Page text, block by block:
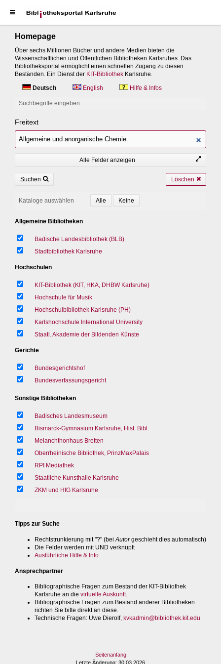
Homepage
Über sechs Millionen Bücher und andere Medien bieten die
Wissenschaftlichen und Öffentlichen Bibliotheken Karlsruhes. Das
Bibliotheksportal ermöglicht einen schnellen Zugang zu diesen
Beständen. Ein Dienst der KIT-Bibliothek Karlsruhe.
Deutsch
English Hilfe & Infos
Suchbegriffe eingeben
Freitext
Alle Felder anzeigen
Suchen Löschen
Kataloge auswählen
Allgemeine Bibliotheken
Badische Landesbibliothek (BLB)
Stadtbibliothek Karlsruhe
Hochschulen
KIT-Bibliothek (KIT, HKA, DHBW Karlsruhe)
Hochschule für Musik
Hochschulbibliothek Karlsruhe (PH)
Karlshochschule International University
Staatl. Akademie der Bildenden Künste
Gerichte
Bundesgerichtshof
Bundesverfassungsgericht
Sonstige Bibliotheken
Badisches Landesmuseum
Bismarck-Gymnasium Karlsruhe, Hist. Bibl.
Melanchthonhaus Bretten
Oberrheinische Bibliothek, PrinzMaxPalais
RPI Mediathek
Staatliche Kunsthalle Karlsruhe
ZKM und HfG Karlsruhe
Tipps zur Suche
Rechtstrunkierung mit "?" (bei Autorgeschieht dies automatisch)
Die Felder werden mit UND verknüpft
Ausführliche Hilfe & Info
Ansprechpartner
Bibliographische Fragen zum Bestand der KIT-Bibliothek
Karlsruhe an die virtuelle Auskunft.
Bibliographische Fragen zum Bestand anderer Bibliotheken
richten Sie bitte direkt an diese.
Technische Fragen: Uwe Dierolf, kvkadmin@bibliothek.kit.edu
Seitenanfang
Letzte Änderung: 30.03.2026